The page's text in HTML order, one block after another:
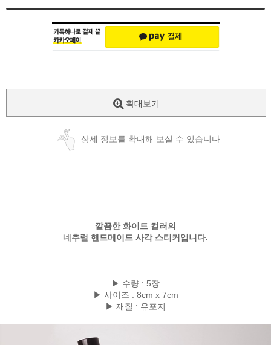
확대보기
상세 정보를 확대해 보실 수 있습니다
깔끔한 화이트 컬러의
네추럴 핸드메이드 사각 스티커입니다.
▶ 수량 : 5장
▶ 사이즈 : 8cm x 7cm
▶ 재질 : 유포지